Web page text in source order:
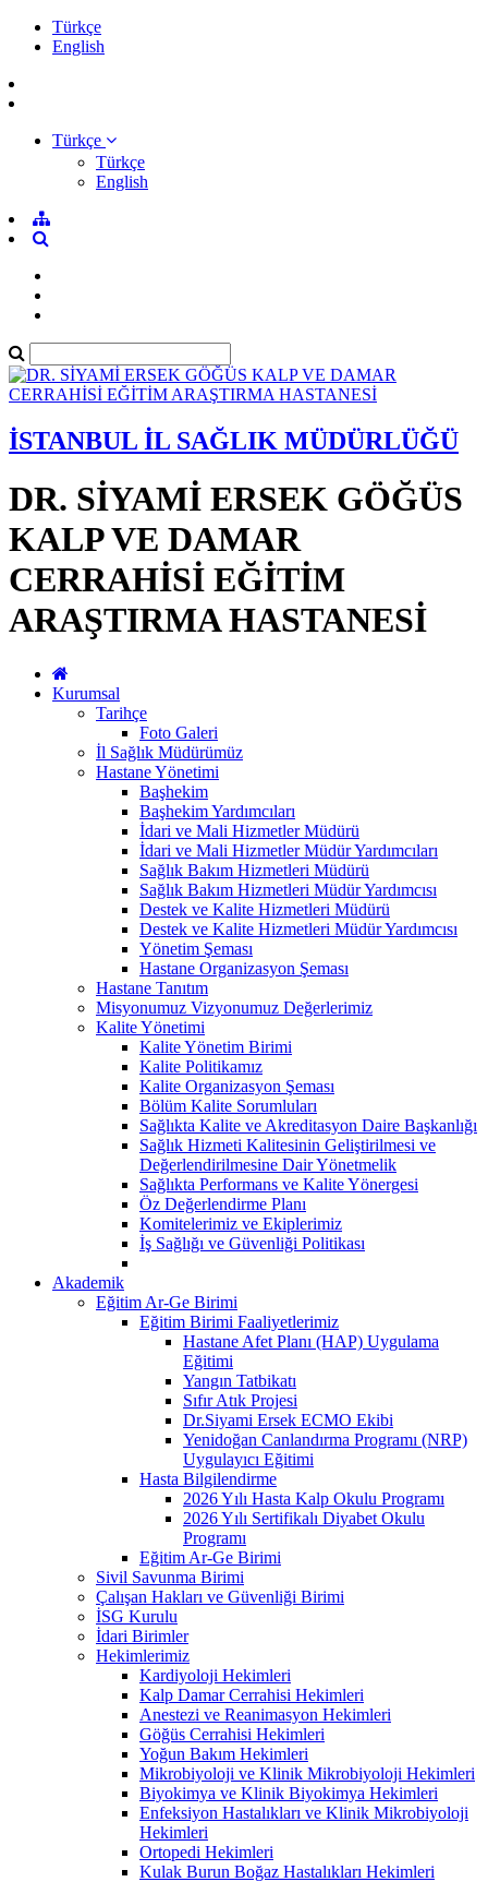
Türkçe
English
Türkçe
Türkçe
English
İSTANBUL İL SAĞLIK MÜDÜRLÜĞÜ
DR. SİYAMİ ERSEK GÖĞÜS
KALP VE DAMAR
CERRAHİSİ EĞİTİM
ARAŞTIRMA HASTANESİ
Kurumsal
Tarihçe
Foto Galeri
İl Sağlık Müdürümüz
Hastane Yönetimi
Başhekim
Başhekim Yardımcıları
İdari ve Mali Hizmetler Müdürü
İdari ve Mali Hizmetler Müdür Yardımcıları
Sağlık Bakım Hizmetleri Müdürü
Sağlık Bakım Hizmetleri Müdür Yardımcısı
Destek ve Kalite Hizmetleri Müdürü
Destek ve Kalite Hizmetleri Müdür Yardımcısı
Yönetim Şeması
Hastane Organizasyon Şeması
Hastane Tanıtım
Misyonumuz Vizyonumuz Değerlerimiz
Kalite Yönetimi
Kalite Yönetim Birimi
Kalite Politikamız
Kalite Organizasyon Şeması
Bölüm Kalite Sorumluları
Sağlıkta Kalite ve Akreditasyon Daire Başkanlığı
Sağlık Hizmeti Kalitesinin Geliştirilmesi ve
Değerlendirilmesine Dair Yönetmelik
Sağlıkta Performans ve Kalite Yönergesi
Öz Değerlendirme Planı
Komitelerimiz ve Ekiplerimiz
İş Sağlığı ve Güvenliği Politikası
Akademik
Eğitim Ar-Ge Birimi
Eğitim Birimi Faaliyetlerimiz
Hastane Afet Planı (HAP) Uygulama
Eğitimi
Yangın Tatbikatı
Sıfır Atık Projesi
Dr.Siyami Ersek ECMO Ekibi
Yenidoğan Canlandırma Programı (NRP)
Uygulayıcı Eğitimi
Hasta Bilgilendirme
2026 Yılı Hasta Kalp Okulu Programı
2026 Yılı Sertifikalı Diyabet Okulu
Programı
Eğitim Ar-Ge Birimi
Sivil Savunma Birimi
Çalışan Hakları ve Güvenliği Birimi
İSG Kurulu
İdari Birimler
Hekimlerimiz
Kardiyoloji Hekimleri
Kalp Damar Cerrahisi Hekimleri
Anestezi ve Reanimasyon Hekimleri
Göğüs Cerrahisi Hekimleri
Yoğun Bakım Hekimleri
Mikrobiyoloji ve Klinik Mikrobiyoloji Hekimleri
Biyokimya ve Klinik Biyokimya Hekimleri
Enfeksiyon Hastalıkları ve Klinik Mikrobiyoloji
Hekimleri
Ortopedi Hekimleri
Kulak Burun Boğaz Hastalıkları Hekimleri